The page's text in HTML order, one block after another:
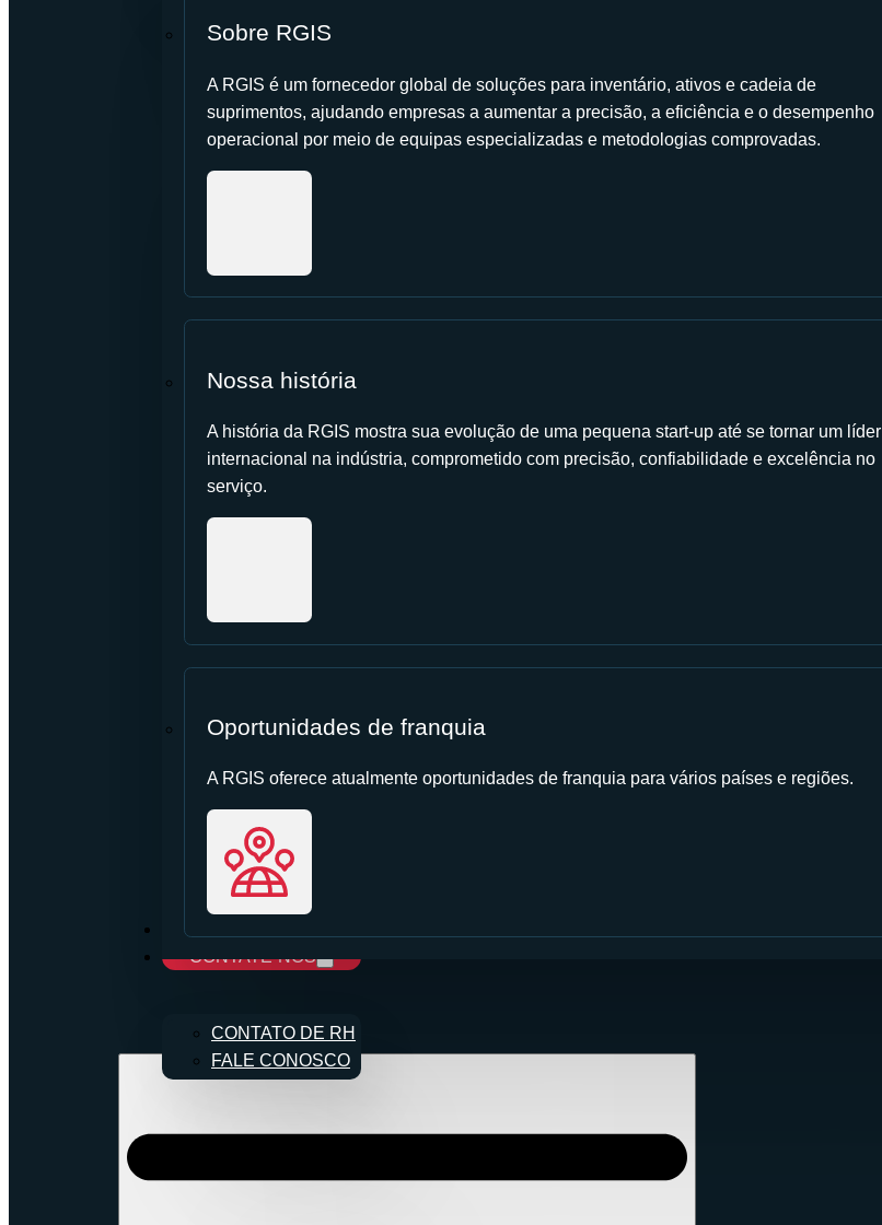
Sobre RGIS
A RGIS é um fornecedor global de soluções para inventário, ativos e cadeia de
suprimentos, ajudando empresas a aumentar a precisão, a eficiência e o desempenho
operacional por meio de equipas especializadas e metodologias comprovadas.
Nossa história
A história da RGIS mostra sua evolução de uma pequena start-up até se tornar um líder
internacional na indústria, comprometido com precisão, confiabilidade e excelência no
serviço.
Oportunidades de franquia
A RGIS oferece atualmente oportunidades de franquia para vários países e regiões.
CARREIRAS
CONTATE-NOS
CONTATO DE RH
FALE CONOSCO